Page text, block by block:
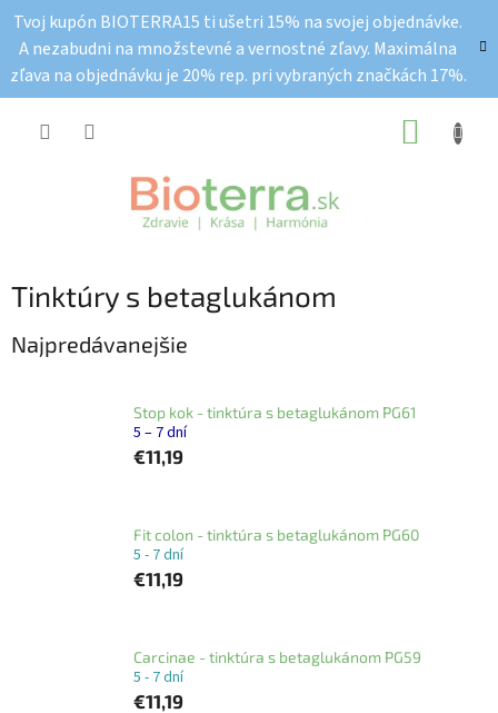
obsah
Tvoj kupón BIOTERRA15 ti ušetri 15% na svojej objednávke.
A nezabudni na množstevné a vernostné zľavy. Maximálna
zľava na objednávku je 20% rep. pri vybraných značkách 17%.
Tinktúry s betaglukánom
Najpredávanejšie
Stop kok - tinktúra s betaglukánom PG61
5 – 7 dní
€11,19
Fit colon - tinktúra s betaglukánom PG60
5 - 7 dní
€11,19
Carcinae - tinktúra s betaglukánom PG59
5 - 7 dní
€11,19